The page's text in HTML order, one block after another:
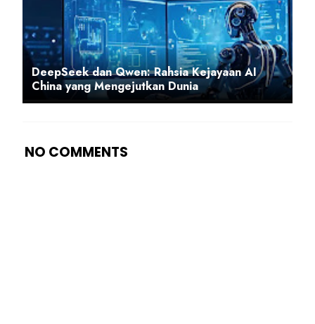
DeepSeek dan Qwen: Rahsia Kejayaan AI
China yang Mengejutkan Dunia
NO COMMENTS